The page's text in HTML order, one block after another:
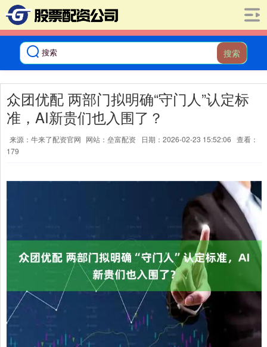
搜索
众团优配 两部门拟明确“守门人”认定标
准，AI新贵们也入围了？
来源：牛来了配资官网 网站：垒富配资 日期：2026-02-23 15:52:06 查看：
179